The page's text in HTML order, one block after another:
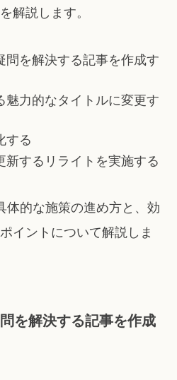
解説します。
問を解決する記事を作成す
魅力的なタイトルに変更す
する
新するリライトを実施する
体的な施策の進め方と、効
イントについて解説しま
を解決する記事を作成